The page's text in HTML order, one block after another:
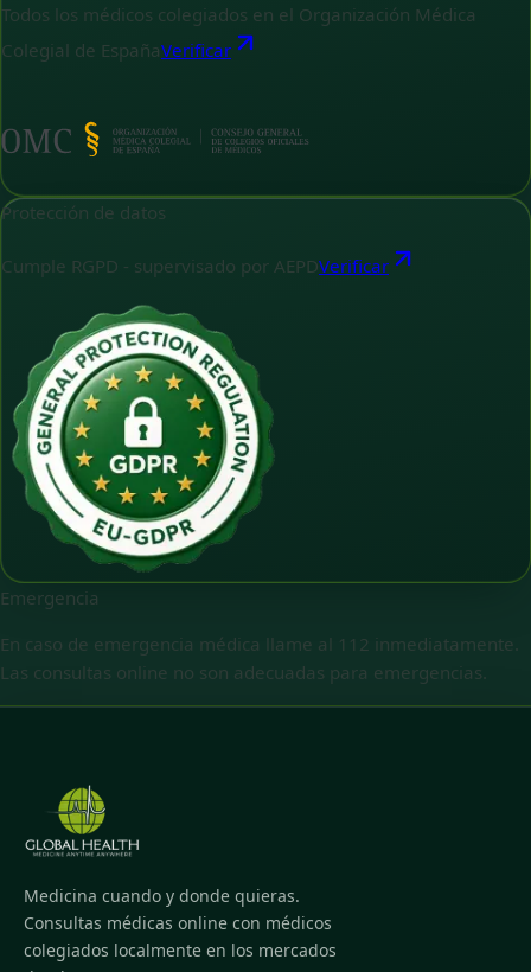
Todos los médicos colegiados en el Organización Médica
Colegial de EspañaVerificar
Protección de datos
Cumple RGPD - supervisado por AEPDVerificar
Emergencia
En caso de emergencia médica llame al 112 inmediatamente.
Las consultas online no son adecuadas para emergencias.
Medicina cuando y donde quieras.
Consultas médicas online con médicos
colegiados localmente en los mercados